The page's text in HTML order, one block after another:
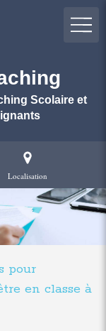
Scolaire et
Localisation
pour
en classe à